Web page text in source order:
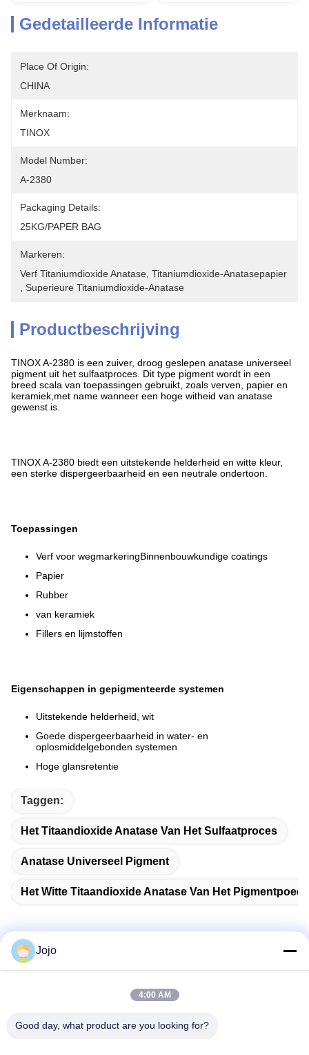
Gedetailleerde Informatie
Place Of Origin:
CHINA
Merknaam:
TINOX
Model Number:
A-2380
Packaging Details:
25KG/PAPER BAG
Markeren:
Verf Titaniumdioxide Anatase Titaniumdioxide-Anatasepapier
Superieure Titaniumdioxide-Anatase
Productbeschrijving
TINOX A-2380 is een zuiver, droog geslepen anatase universeel
pigment uit het sulfaatproces. Dit type pigment wordt in een
breed scala van toepassingen gebruikt, zoals verven, papier en
keramiek,met name wanneer een hoge witheid van anatase
gewenst is.
TINOX A-2380 biedt een uitstekende helderheid en witte kleur,
een sterke dispergeerbaarheid en een neutrale ondertoon.
Toepassingen
Verf voor wegmarkeringBinnenbouwkundige coatings
Papier
Rubber
van keramiek
Fillers en lijmstoffen
Eigenschappen in gepigmenteerde systemen
Uitstekende helderheid, wit
Goede dispergeerbaarheid in water- en
oplosmiddelgebonden systemen
Hoge glansretentie
Taggen:
Het Titaandioxide Anatase Van Het Sulfaatproces
Anatase Universeel Pigment
Het Witte Titaandioxide Anatase Van Het
1st Verdieping, No.40, No.69, de Middenstraat van
Jojo
4:00 AM
Good day, what product are you looking for?